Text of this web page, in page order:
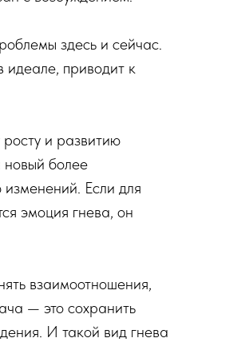
здесь и сейчас.
приводит к
и развитию
новый более
Если для
эмоция гнева, он
взаимоотношения,
— это сохранить
И такой вид гнева